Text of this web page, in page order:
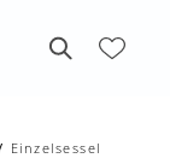
Einzelsessel